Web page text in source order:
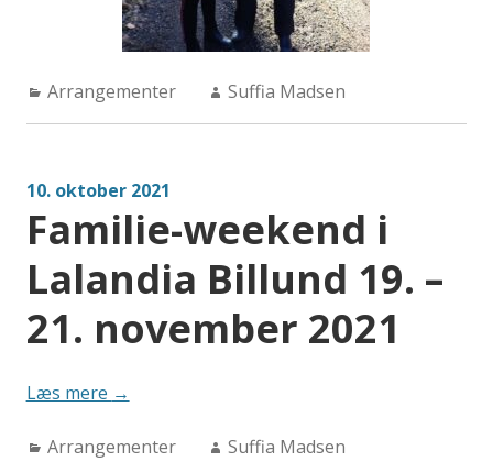
Categories:
Arrangementer Author:
Suffia Madsen
10. oktober 2021
Familie-weekend i
Lalandia Billund 19. –
21. november 2021
Læs mere “Familie-
i
→
Categories:
Arrangementer Author:
Suffia Madsen